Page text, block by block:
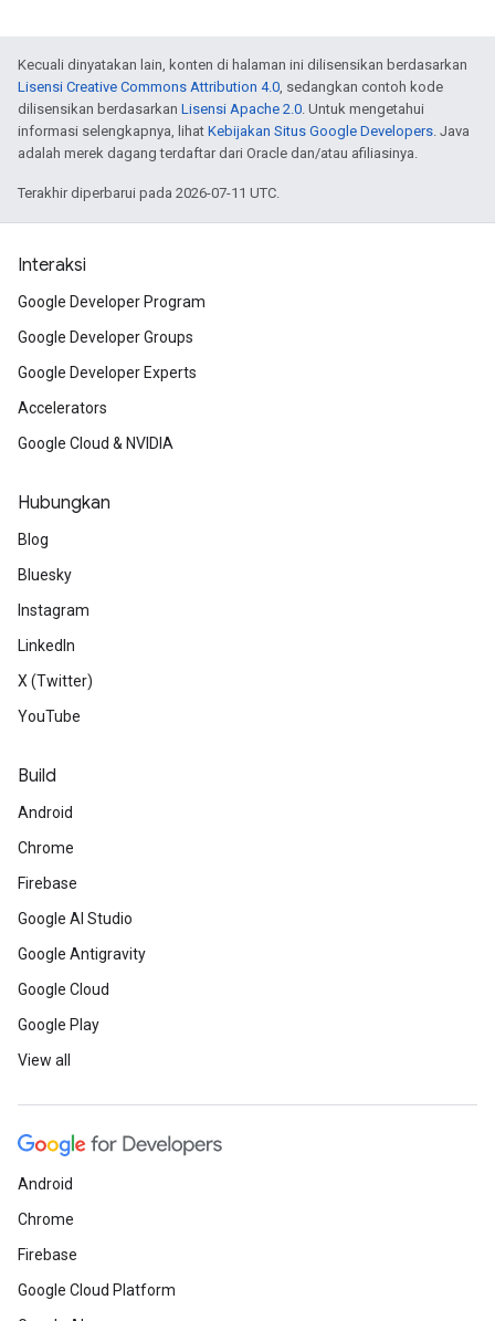
Kecuali dinyatakan lain, konten di halaman ini dilisensikan berdasarkan
Lisensi Creative Commons Attribution 4.0 , sedangkan contoh kode
dilisensikan berdasarkan Lisensi Apache 2.0 . Untuk mengetahui
informasi selengkapnya, lihat Kebijakan Situs Google Developers . Java
adalah merek dagang terdaftar dari Oracle dan/atau afiliasinya.
Terakhir diperbarui pada 2026-07-11 UTC.
Interaksi
Google Developer Program
Google Developer Groups
Google Developer Experts
Accelerators
Google Cloud & NVIDIA
Hubungkan
Blog
Bluesky
Instagram
LinkedIn
X (Twitter)
YouTube
Build
Android
Chrome
Firebase
Google AI Studio
Google Antigravity
Google Cloud
Google Play
View all
Android
Chrome
Firebase
Google Cloud Platform